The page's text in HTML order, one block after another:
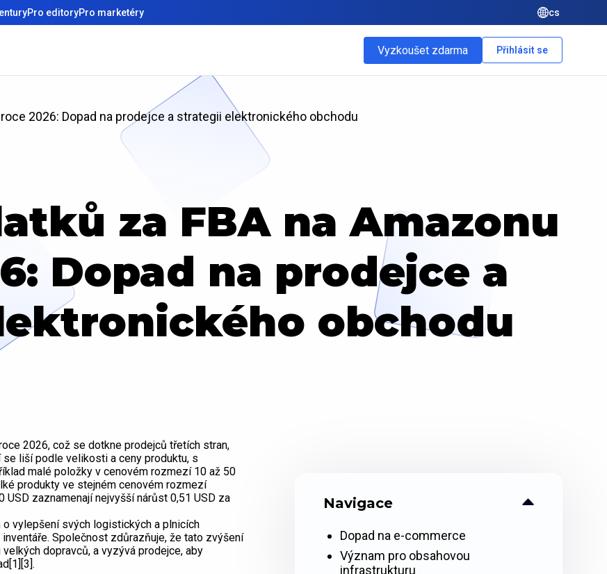
Pro editoryPro marketéry cs
Vyzkoušet zdarma Přihlásit se
2026: Dopad na prodejce a strategii elektronického obchodu
za FBA na Amazonu
Dopad na prodejce a
obchodu
2026, což se dotkne prodejců třetích stran,
liší podle velikosti a ceny produktu, s
malé položky v cenovém rozmezí 10 až 50
produkty ve stejném cenovém rozmezí
zaznamenají nejvyšší nárůst 0,51 USD za
vylepšení svých logistických a plnicích
Společnost zdůrazňuje, že tato zvýšení
dopravců, a vyzývá prodejce, aby
Navigace
Dopad na e-commerce
Význam pro obsahovou
infrastrukturu